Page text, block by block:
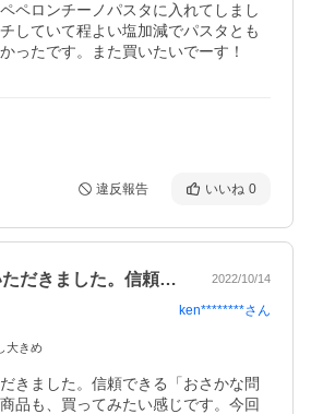
ペロンチーノパスタに入れてしまし
していて程よい塩加減でパスタとも
ったです。また買いたいでーす！
違反報告 いいね 0
とても美味しくいただきました。信頼でき… 2022/10/14
ken********さん
大きめ
きました。信頼できる「おさかな問
品も、買ってみたい感じです。今回